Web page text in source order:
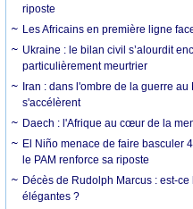
riposte
Les Africains en première ligne
Ukraine : le bilan civil s’alourdit
particulièrement meurtrier
Iran : dans l'ombre de la guerre
s'accélèrent
Daech : l'Afrique au cœur de la
El Niño menace de faire basculer
le PAM renforce sa riposte
Décès de Rudolph Marcus : est-
élégantes ?